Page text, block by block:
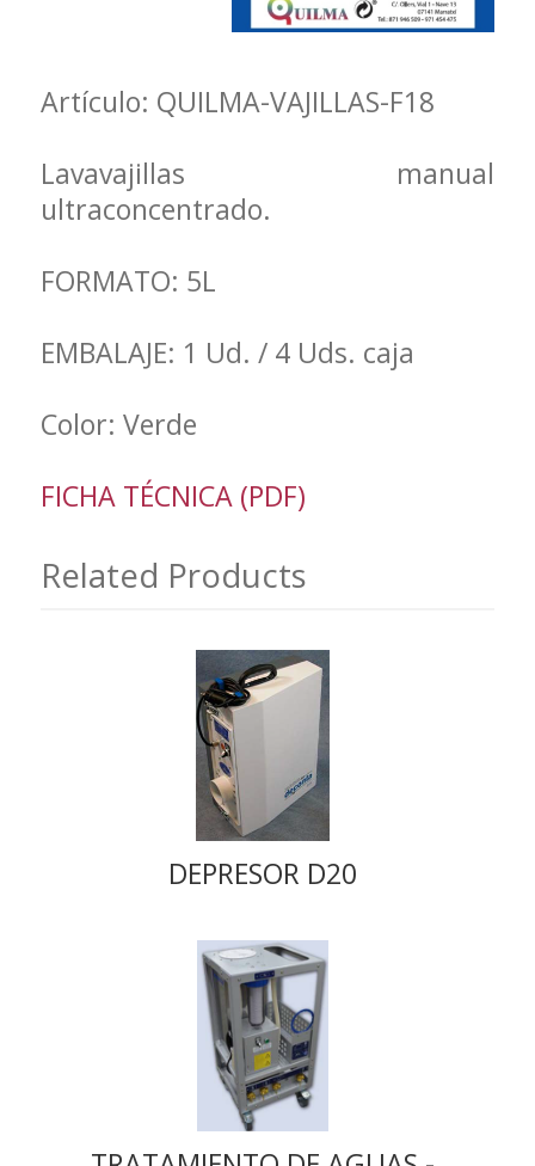
Artículo: QUILMA-VAJILLAS-F18
Lavavajillas manual
ultraconcentrado.
FORMATO: 5L
EMBALAJE: 1 Ud. / 4 Uds. caja
Color: Verde
FICHA TÉCNICA (PDF)
Related Products
DEPRESOR D20